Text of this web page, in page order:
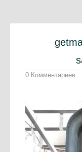
0 Комментариев